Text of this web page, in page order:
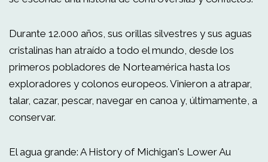
Durante 12.000 años, sus orillas silvestres y sus aguas
cristalinas han atraído a todo el mundo, desde los
primeros pobladores de Norteamérica hasta los
exploradores y colonos europeos. Vinieron a atrapar,
talar, cazar, pescar, navegar en canoa y, últimamente, a
conservar.
El agua grande: A History of Michigan's Lower Au